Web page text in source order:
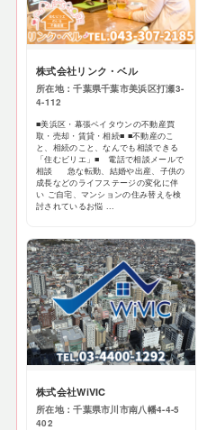
株式会社リンク・ベル
所在地：千葉県千葉市美浜区打瀬3-
4-112
■美浜区・幕張ベイタウンの不動産買
取・売却・賃貸・相続■ ■不動産のこ
と、相続のこと、なんでも相談できる
「住むビリエ」■ 電話で相談メールで
相談 急な転勤、結婚や出産、子供の
成長などのライフステージの変化に伴
い ご自宅、マンションの住み替えを検
討されているお悩 ...
株式会社WiVIC
所在地：千葉県市川市南八幡4-4-5
402